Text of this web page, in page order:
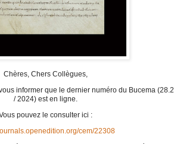
Chères, Chers Collègues,
informer que le dernier numéro du Bucema (28.2
/ 2024) est en ligne.
pouvez le consulter ici :
cem/22308